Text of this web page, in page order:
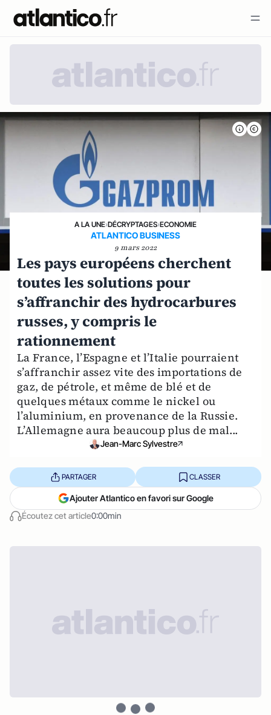
A LA UNE›DÉCRYPTAGES›ECONOMIE
ATLANTICO BUSINESS
9 mars 2022
Les pays européens cherchent
toutes les solutions pour
s’affranchir des hydrocarbures
russes, y compris le
rationnement
La France, l’Espagne et l’Italie pourraient
s’affranchir assez vite des importations de
gaz, de pétrole, et même de blé et de
quelques métaux comme le nickel ou
l’aluminium, en provenance de la Russie.
L’Allemagne aura beaucoup plus de mal...
Jean-Marc Sylvestre
Écoutez cet article0:00min
PARTAGER CLASSER
Ajouter Atlantico en favori sur Google